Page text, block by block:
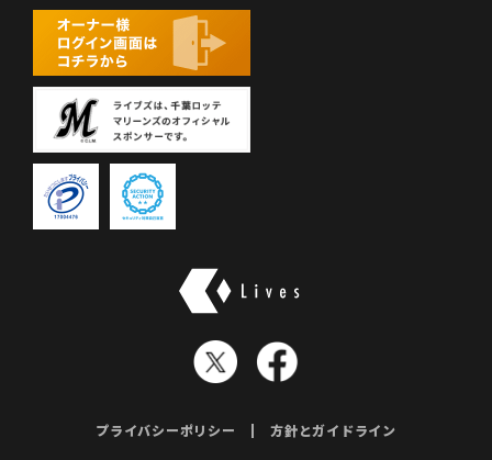
プライバシーポリシー 方針とガイドライン